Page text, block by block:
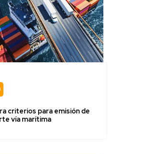
criterios para emisión de
vía marítima